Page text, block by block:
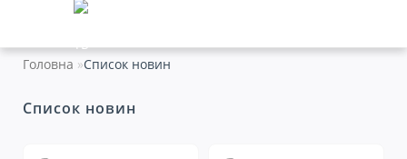
Головна Список новин
Список новин